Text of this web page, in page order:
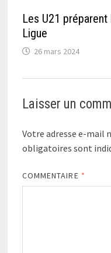
Les U21
Ligue
26 mars 2024
Laisser un
Votre adresse e-mail
obligatoires sont
COMMENTAIRE *